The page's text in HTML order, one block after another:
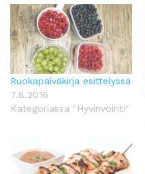
Ruokapäiväkirja esittelyssä
7.8.2016
Kategoriassa "Hyvinvointi"